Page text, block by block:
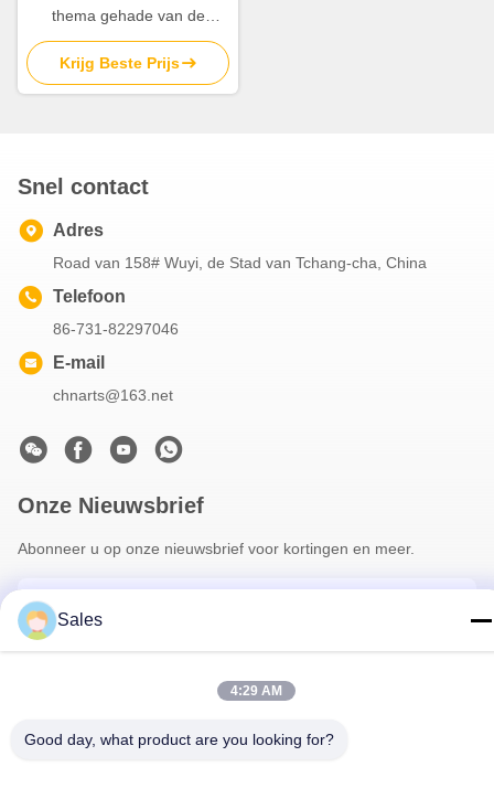
thema gehade van de
Partijballons van Foliemylar
Astronaut Rocket Pattern
5Pcs
Krijg Beste Prijs
Snel contact
Adres
Road van 158# Wuyi, de Stad van Tchang-cha, China
Telefoon
86-731-82297046
E-mail
chnarts@163.net
Onze Nieuwsbrief
Abonneer u op onze nieuwsbrief voor kortingen en meer.
Sales
4:29 AM
Good day, what product are you looking for?